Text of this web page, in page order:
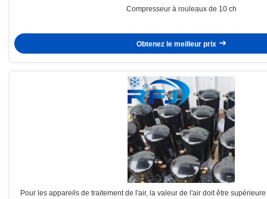
Compresseur à rouleaux de 10 ch
Obtenez le meilleur prix
Pour les appareils de traitement de l'air, la valeur de l'air doit être